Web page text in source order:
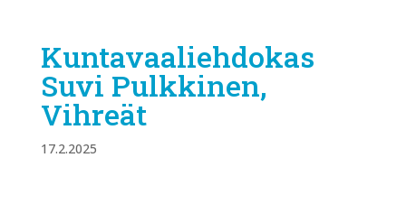
Kuntavaaliehdokas
Suvi Pulkkinen,
Vihreät
17.2.2025